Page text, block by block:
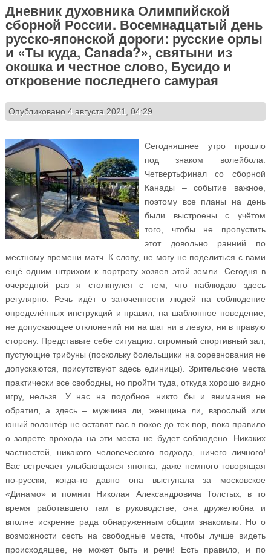
Дневник духовника Олимпийской
сборной России. Восемнадцатый день
русско-японской дороги: русские орлы
и «Ты куда, Canada?», святыни из
окошка и честное слово, Бусидо и
откровение последнего самурая
Опубликовано 4 августа 2021, 04:29
Сегодняшнее утро прошло
под знаком волейбола.
Четвертьфинал со сборной
Канады – событие важное,
поэтому все планы на день
были выстроены с учётом
того, чтобы не пропустить
этот довольно ранний по
местному времени матч. К слову, не могу не поделиться с вами
ещё одним штрихом к портрету хозяев этой земли. Сегодня в
очередной раз я столкнулся с тем, что наблюдаю здесь
регулярно. Речь идёт о заточенности людей на соблюдение
определённых инструкций и правил, на шаблонное поведение,
не допускающее отклонений ни на шаг ни в левую, ни в правую
сторону. Представьте себе ситуацию: огромный спортивный зал,
пустующие трибуны (поскольку болельщики на соревнования не
допускаются, присутствуют здесь единицы). Зрительские места
практически все свободны, но пройти туда, откуда хорошо видно
игру, нельзя. У нас на подобное никто бы и внимания не
обратил, а здесь – мужчина ли, женщина ли, взрослый или
юный волонтёр не оставят вас в покое до тех пор, пока правило
о запрете прохода на эти места не будет соблюдено. Никаких
частностей, никакого человеческого подхода, ничего личного!
Вас встречает улыбающаяся японка, даже немного говорящая
по-русски; когда-то давно она выступала за московское
«Динамо» и помнит Николая Александровича Толстых, в то
время работавшего там в руководстве; она дружелюбна и
вполне искренне рада обнаруженным общим знакомым. Но о
возможности сесть на свободные места, чтобы лучше видеть
происходящее, не может быть и речи! Есть правило, и по